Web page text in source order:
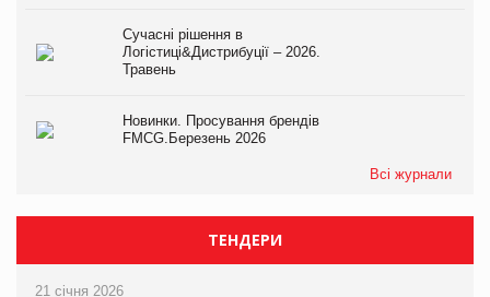
Сучасні рішення в
Логістиці&Дистрибуції – 2026.
Травень
Новинки. Просування брендів
FMCG.Березень 2026
Всі журнали
ТЕНДЕРИ
21 січня 2026